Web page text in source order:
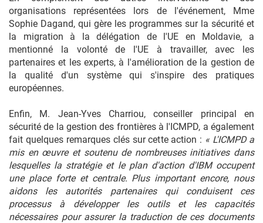
organisations représentées lors de l'événement, Mme
Sophie Dagand, qui gère les programmes sur la sécurité et
la migration à la délégation de l'UE en Moldavie, a
mentionné la volonté de l'UE à travailler, avec les
partenaires et les experts, à l'amélioration de la gestion de
la qualité d'un système qui s'inspire des pratiques
européennes.
Enfin, M. Jean-Yves Charriou, conseiller principal en
sécurité de la gestion des frontières à l'ICMPD, a également
fait quelques remarques clés sur cette action : «L'ICMPD a
mis en œuvre et soutenu de nombreuses initiatives dans
lesquelles la stratégie et le plan d'action d'IBM occupent
une place forte et centrale. Plus important encore, nous
aidons les autorités partenaires qui conduisent ces
processus à développer les outils et les capacités
nécessaires pour assurer la traduction de ces documents